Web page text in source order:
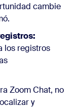
cambie
los registros
Zoom Chat, no
y